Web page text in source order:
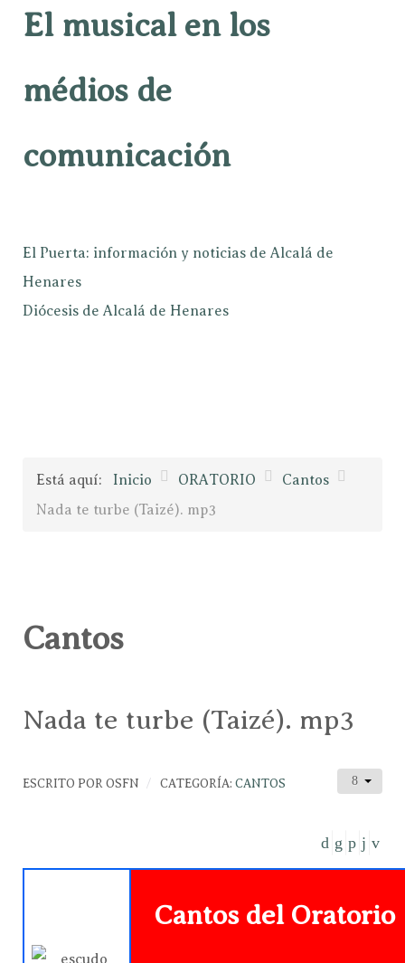
El musical en los
médios de
comunicación
El Puerta: información y noticias de Alcalá de
Henares
Diócesis de Alcalá de Henares
Está aquí: Inicio ORATORIO
Cantos
Nada te turbe (Taizé). mp3
Cantos
Nada te turbe (Taizé). mp3
ESCRITO POR OSFN CATEGORÍA: CANTOS
Cantos del Oratorio